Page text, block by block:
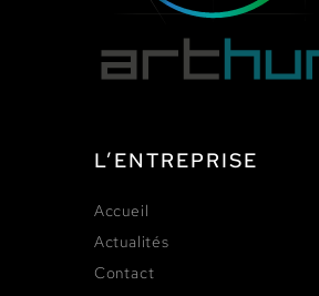
L’ENTREPRISE
Accueil
Actualités
Contact